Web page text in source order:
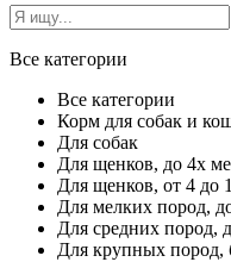
Все категории
Все категории
Корм для собак и
Для собак
Для щенков, до 4x
Для щенков, от 4 до
Для мелких пород,
Для средних пород,
Для крупных пород,